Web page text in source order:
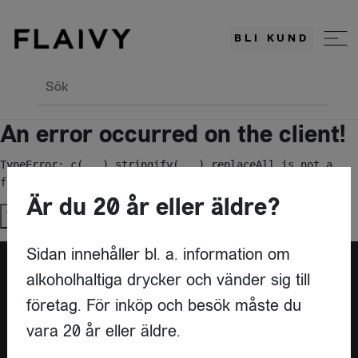
BLI KUND
Sök
An error occurred on the client!
TypeError: c(...).stringify(...).replaceAll is not a
function
Try again
Är du leverantör?
Är du 20 år eller äldre?
Sidan innehåller bl. a. information om
alkoholhaltiga drycker och vänder sig till
företag. För inköp och besök måste du
vara 20 år eller äldre.